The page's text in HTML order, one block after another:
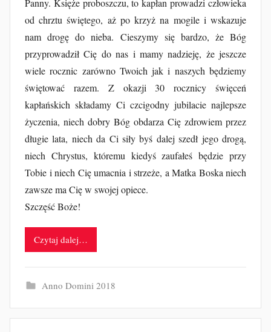
Panny. Księże proboszczu, to kapłan prowadzi człowieka
od chrztu świętego, aż po krzyż na mogile i wskazuje
nam drogę do nieba. Cieszymy się bardzo, że Bóg
przyprowadził Cię do nas i mamy nadzieję, że jeszcze
wiele rocznic zarówno Twoich jak i naszych będziemy
świętować razem. Z okazji 30 rocznicy święceń
kapłańskich składamy Ci czcigodny jubilacie najlepsze
życzenia, niech dobry Bóg obdarza Cię zdrowiem przez
długie lata, niech da Ci siły byś dalej szedł jego drogą,
niech Chrystus, któremu kiedyś zaufałeś będzie przy
Tobie i niech Cię umacnia i strzeże, a Matka Boska niech
zawsze ma Cię w swojej opiece.
Szczęść Boże!
Czytaj dalej…
Anno Domini 2018